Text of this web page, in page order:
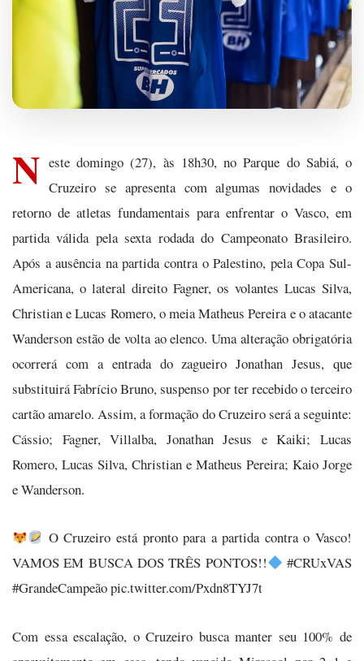
N este domingo (27), às 18h30, no Parque do Sabiá, o
Cruzeiro se apresenta com algumas novidades e o
retorno de atletas fundamentais para enfrentar o Vasco, em
partida válida pela sexta rodada do Campeonato Brasileiro.
Após a ausência na partida contra o Palestino, pela Copa Sul-
Americana, o lateral direito Fagner, os volantes Lucas Silva,
Christian e Lucas Romero, o meia Matheus Pereira e o atacante
Wanderson estão de volta ao elenco. Uma alteração obrigatória
ocorrerá com a entrada do zagueiro Jonathan Jesus, que
substituirá Fabrício Bruno, suspenso por ter recebido o terceiro
cartão amarelo. Assim, a formação do Cruzeiro será a seguinte:
Cássio; Fagner, Villalba, Jonathan Jesus e Kaiki; Lucas
Romero, Lucas Silva, Christian e Matheus Pereira; Kaio Jorge
e Wanderson.
O Cruzeiro está pronto para a partida contra o Vasco!
VAMOS EM BUSCA DOS TRÊS PONTOS!!
#CRUxVAS
#GrandeCampeão pic.twitter.com/Pxdn8TYJ7t
Com essa escalação, o Cruzeiro busca manter seu 100% de